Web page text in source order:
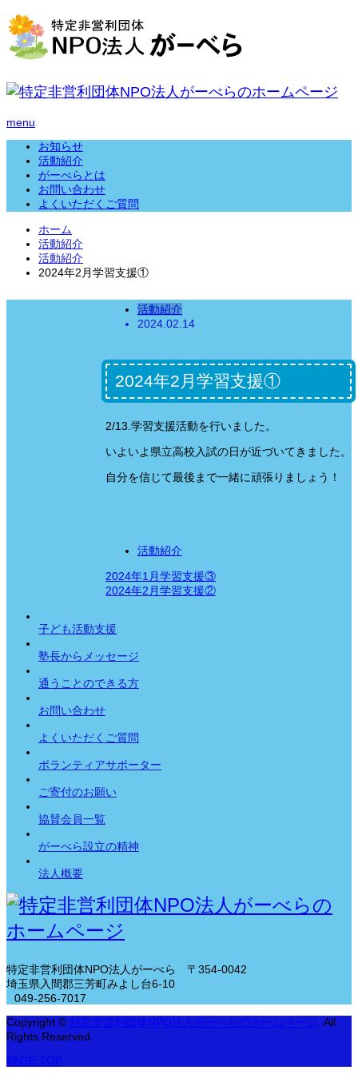
menu
お知らせ
活動紹介
がーべらとは
お問い合わせ
よくいただくご質問
ホーム
活動紹介
活動紹介
2024年2月学習支援①
活動紹介
2024.02.14
2024年2月学習支援①
2/13.学習支援活動を行いました。
いよいよ県立高校入試の日が近づいてきました。
自分を信じて最後まで一緒に頑張りましょう！
活動紹介
2024年1月学習支援③
2024年2月学習支援②
子ども活動支援
塾長からメッセージ
通うことのできる方
お問い合わせ
よくいただくご質問
ボランティアサポーター
ご寄付のお願い
協賛会員一覧
がーべら設立の精神
法人概要
特定非営利団体NPO法人がーべら
〒354-0042
埼玉県入間郡三芳町みよし台6-10
049-256-7017
Copyright © 特定非営利団体NPO法人がーべらのホームページ
. All
Rights Reserved.
PAGE TOP